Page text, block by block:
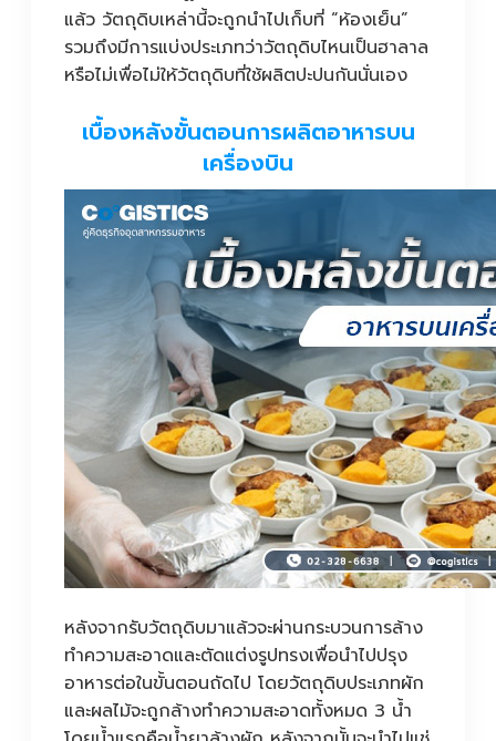
แล้ว วัตถุดิบเหล่านี้จะถูกนำไปเก็บที่ “ห้องเย็น”
รวมถึงมีการแบ่งประเภทว่าวัตถุดิบไหนเป็นฮาลาล
หรือไม่เพื่อไม่ให้วัตถุดิบที่ใช้ผลิตปะปนกันนั่นเอง
เบื้องหลังขั้นตอนการผลิตอาหารบน
เครื่องบิน
หลังจากรับวัตถุดิบมาแล้วจะผ่านกระบวนการล้าง
ทำความสะอาดและตัดแต่งรูปทรงเพื่อนำไปปรุง
อาหารต่อในขั้นตอนถัดไป โดยวัตถุดิบประเภทผัก
และผลไม้จะถูกล้างทำความสะอาดทั้งหมด 3 น้ำ